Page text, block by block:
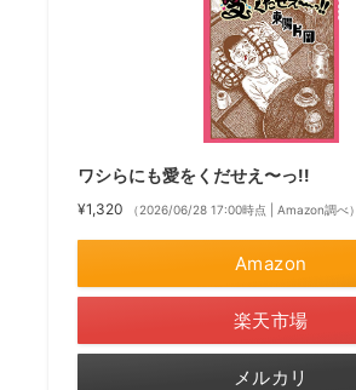
ワシらにも愛をくだせえ〜っ!!
¥1,320 （2026/06/28 17:00時点 | Amazon調べ）
Amazon
楽天市場
メルカリ